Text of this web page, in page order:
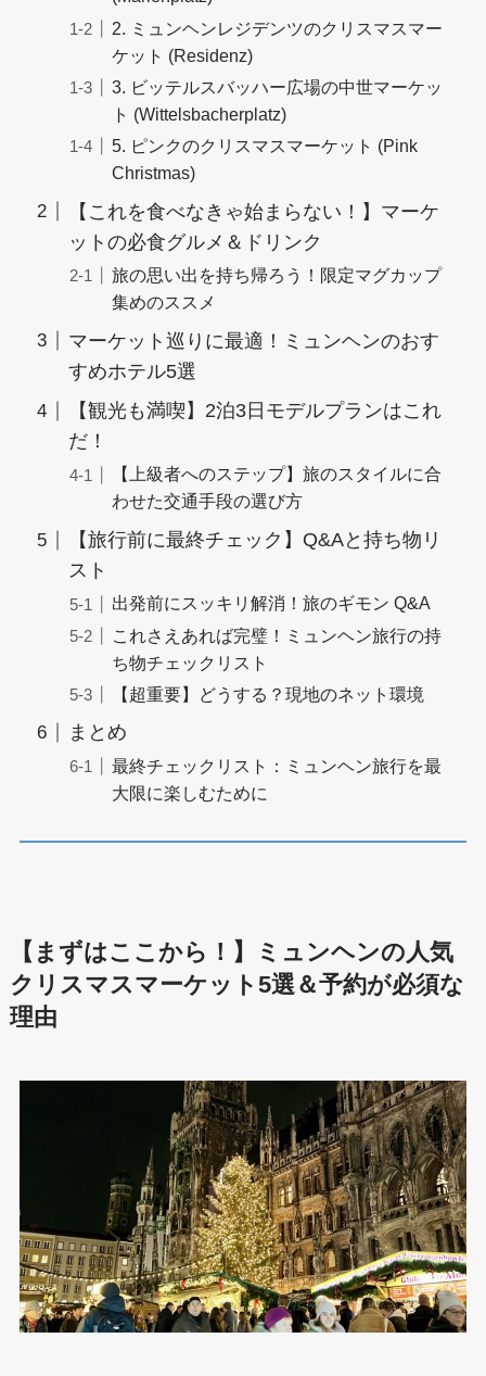
2. ミュンヘンレジデンツのクリスマスマー
ケット (Residenz)
3. ビッテルスバッハー広場の中世マーケッ
ト (Wittelsbacherplatz)
5. ピンクのクリスマスマーケット (Pink
Christmas)
【これを食べなきゃ始まらない！】マーケ
ットの必食グルメ＆ドリンク
旅の思い出を持ち帰ろう！限定マグカップ
集めのススメ
マーケット巡りに最適！ミュンヘンのおす
すめホテル5選
【観光も満喫】2泊3日モデルプランはこれ
だ！
【上級者へのステップ】旅のスタイルに合
わせた交通手段の選び方
【旅行前に最終チェック】Q&Aと持ち物リ
スト
出発前にスッキリ解消！旅のギモン Q&A
これさえあれば完璧！ミュンヘン旅行の持
ち物チェックリスト
【超重要】どうする？現地のネット環境
まとめ
最終チェックリスト：ミュンヘン旅行を最
大限に楽しむために
【まずはここから！】ミュンヘンの人気
クリスマスマーケット5選＆予約が必須な
理由